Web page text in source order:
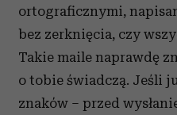
ortograficznymi,
bez zerknięcia, czy
Takie maile naprawdę
o tobie świadczą. Jeśli
znaków – przed